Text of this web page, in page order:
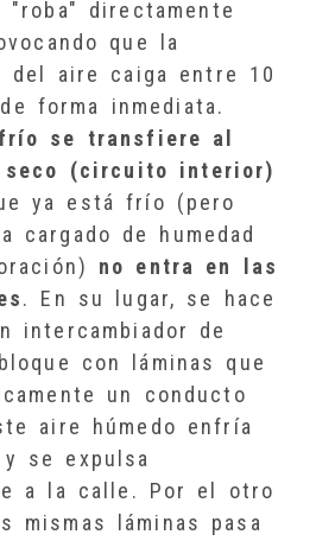
"roba" directamente
que la
del aire caiga entre 10
forma inmediata.
se transfiere al
(circuito interior)
ya está frío (pero
cargado de humedad
no entra en las
. En su lugar, se hace
intercambiador de
con láminas que
un conducto
aire húmedo enfría
y se expulsa
a la calle. Por el otro
mismas láminas pasa